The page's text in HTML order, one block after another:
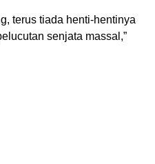
terus tiada henti-hentinya
senjata massal,”